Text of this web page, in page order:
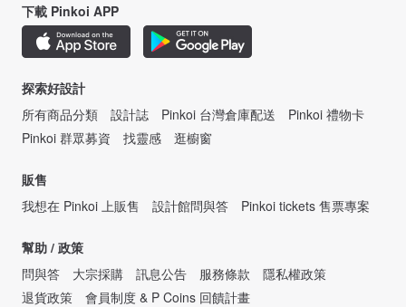
下載 Pinkoi APP
探索好設計
所有商品分類
設計誌 Pinkoi 台灣倉庫配送
Pinkoi 禮物卡
Pinkoi 群眾募資
找靈感 逛櫥窗
販售
我想在 Pinkoi 上販售
設計館問與答 Pinkoi tickets 售票專案
幫助 / 政策
問與答
大宗採購 訊息公告 服務條款
隱私權政策
退貨政策
會員制度 & P Coins 回饋計畫